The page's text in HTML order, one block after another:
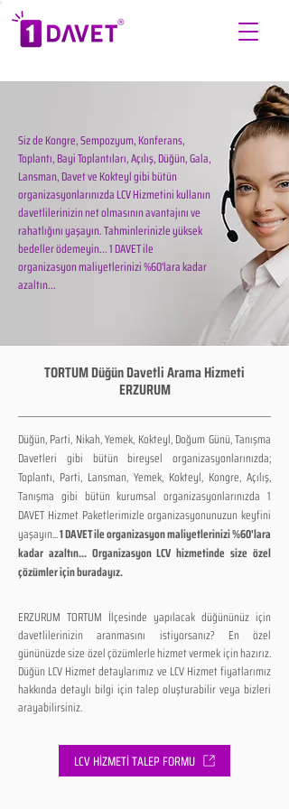
Siz de Kongre, Sempozyum, Konferans,
Toplantı, Bayi Toplantıları, Açılış, Düğün, Gala,
Lansman, Davet ve Kokteyl gibi bütün
organizasyonlarınızda LCV Hizmetini kullanın
davetlilerinizin net olmasının avantajını ve
rahatlığını yaşayın. Tahminlerinizle yüksek
bedeller ödemeyin... 1 DAVET ile
organizasyon maliyetlerinizi %60'lara kadar
azaltın...
TORTUM Düğün Davetli Arama Hizmeti
ERZURUM
Düğün, Parti, Nikah, Yemek, Kokteyl, Doğum Günü, Tanışma
Davetleri gibi bütün bireysel organizasyonlarınızda;
Toplantı, Parti, Lansman, Yemek, Kokteyl, Kongre, Açılış,
Tanışma gibi bütün kurumsal organizasyonlarınızda 1
DAVET Hizmet Paketlerimizle organizasyonunuzun keyfini
yaşayın...1 DAVET ile organizasyon maliyetlerinizi %60'lara
kadar azaltın... Organizasyon LCV hizmetinde size özel
çözümler için buradayız.
ERZURUM TORTUM İlçesinde yapılacak düğününüz için
davetlilerinizin aranmasını istiyorsanız? En özel
gününüzde size özel çözümlerle hizmet vermek için hazırız.
Düğün LCV Hizmet detaylarımız ve LCV Hizmet fiyatlarımız
hakkında detaylı bilgi için talep oluşturabilir veya bizleri
arayabilirsiniz.
LCV HİZMETİ TALEP FORMU